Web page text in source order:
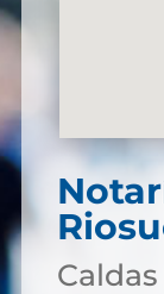
Caldas